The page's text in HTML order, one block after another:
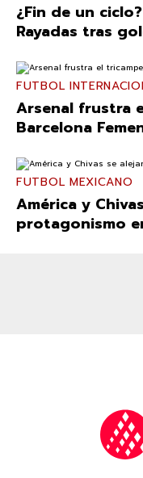
¿Fin de un
Rayadas tras
FUTBOL
Arsenal frustra
Barcelona
FUTBOL MEXICANO
América y
protagonismo